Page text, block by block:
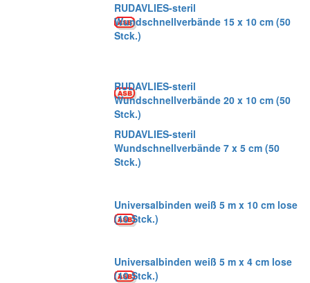
RUDAVLIES-steril
Wundschnellverbände 15 x 10 cm (50
Stck.)
RUDAVLIES-steril
Wundschnellverbände 20 x 10 cm (50
Stck.)
RUDAVLIES-steril
Wundschnellverbände 7 x 5 cm (50
Stck.)
Universalbinden weiß 5 m x 10 cm lose
(10 Stck.)
Universalbinden weiß 5 m x 4 cm lose
(10 Stck.)